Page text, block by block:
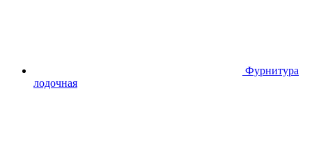
Фурнитура
лодочная